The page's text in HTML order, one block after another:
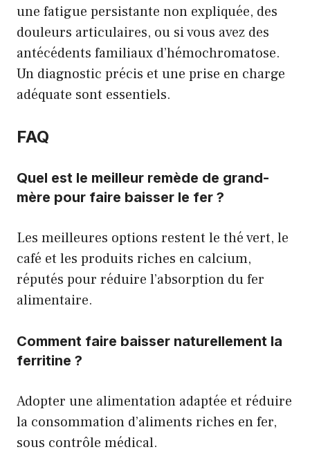
une fatigue persistante non expliquée, des
douleurs articulaires, ou si vous avez des
antécédents familiaux d’hémochromatose.
Un diagnostic précis et une prise en charge
adéquate sont essentiels.
FAQ
Quel est le meilleur remède de grand-
mère pour faire baisser le fer ?
Les meilleures options restent le thé vert, le
café et les produits riches en calcium,
réputés pour réduire l’absorption du fer
alimentaire.
Comment faire baisser naturellement la
ferritine ?
Adopter une alimentation adaptée et réduire
la consommation d’aliments riches en fer,
sous contrôle médical.